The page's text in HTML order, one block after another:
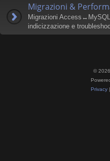
Migrazioni &
Migrazioni
indicizzazione e
© 2026
Privacy |